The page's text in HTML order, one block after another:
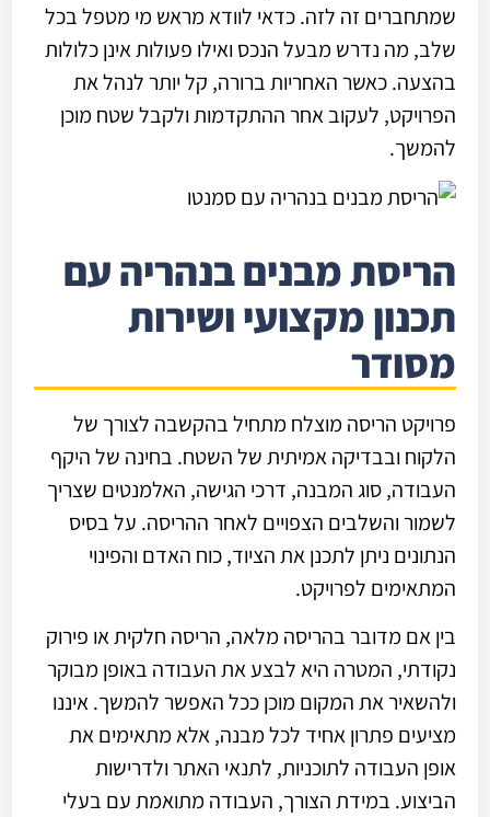
שמתחברים זה לזה. כדאי לוודא מראש מי מטפל בכל
שלב, מה נדרש מבעל הנכס ואילו פעולות אינן כלולות
בהצעה. כאשר האחריות ברורה, קל יותר לנהל את
הפרויקט, לעקוב אחר ההתקדמות ולקבל שטח מוכן
להמשך.
הריסת מבנים בנהריה עם
תכנון מקצועי ושירות
מסודר
פרויקט הריסה מוצלח מתחיל בהקשבה לצורך של
הלקוח ובבדיקה אמיתית של השטח. בחינה של היקף
העבודה, סוג המבנה, דרכי הגישה, האלמנטים שצריך
לשמור והשלבים הצפויים לאחר ההריסה. על בסיס
הנתונים ניתן לתכנן את הציוד, כוח האדם והפינוי
המתאימים לפרויקט.
בין אם מדובר בהריסה מלאה, הריסה חלקית או פירוק
נקודתי, המטרה היא לבצע את העבודה באופן מבוקר
ולהשאיר את המקום מוכן ככל האפשר להמשך. איננו
מציעים פתרון אחיד לכל מבנה, אלא מתאימים את
אופן העבודה לתוכניות, לתנאי האתר ולדרישות
הביצוע. במידת הצורך, העבודה מתואמת עם בעלי